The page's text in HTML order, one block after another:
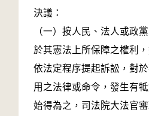
決議：
（一）按人民、法人或政
於其憲法上所保障之權利
依法定程序提起訴訟，對
用之法律或命令，發生有
始得為之，司法院大法官